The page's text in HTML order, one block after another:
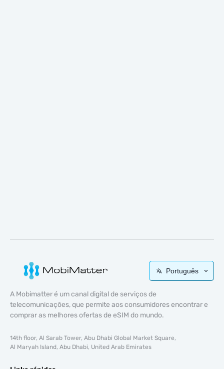
Português
A Mobimatter é um canal digital de serviços de
telecomunicações, que permite aos consumidores encontrar e
comprar as melhores ofertas de eSIM do mundo.
14th floor, Al Sarab Tower, Abu Dhabi Global Market Square,
Al Maryah Island, Abu Dhabi, United Arab Emirates